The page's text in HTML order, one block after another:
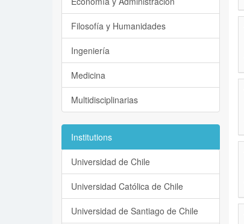
Filosofía y Humanidades
Ingeniería
Medicina
Multidisciplinarias
Institutions
Universidad de Chile
Universidad Católica de Chile
Universidad de Santiago de Chile